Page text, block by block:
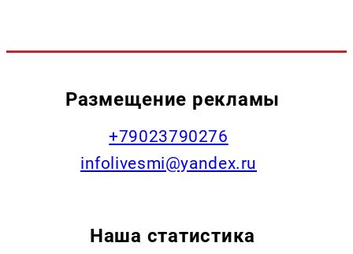
Размещение рекламы
+79023790276
infolivesmi@yandex.ru
Наша статистика